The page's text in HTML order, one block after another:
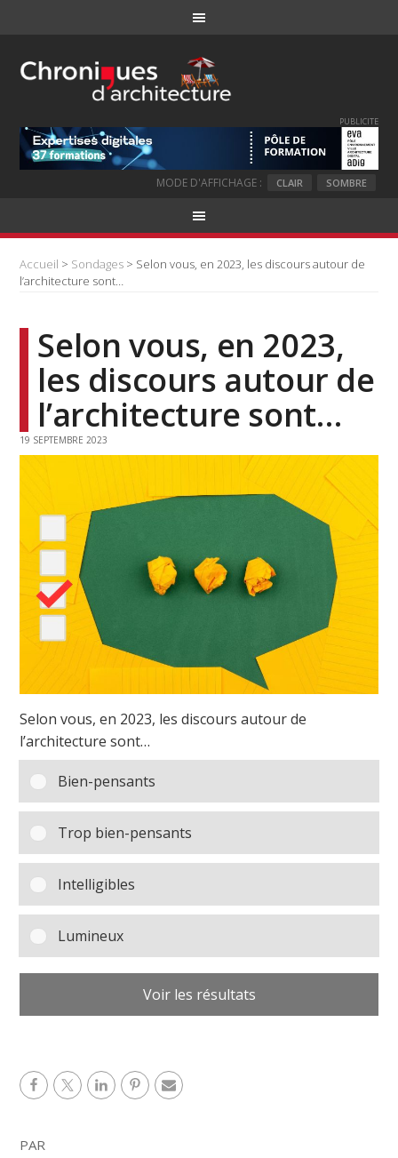
PUBLICITE
MODE D'AFFICHAGE : CLAIR SOMBRE
Accueil > Sondages > Selon vous, en 2023, les discours autour de
l’architecture sont…
Selon vous, en 2023,
les discours autour de
l’architecture sont…
19 SEPTEMBRE 2023
Selon vous, en 2023, les discours autour de
l’architecture sont…
Bien-pensants
Trop bien-pensants
Intelligibles
Lumineux
Voir les résultats
PAR